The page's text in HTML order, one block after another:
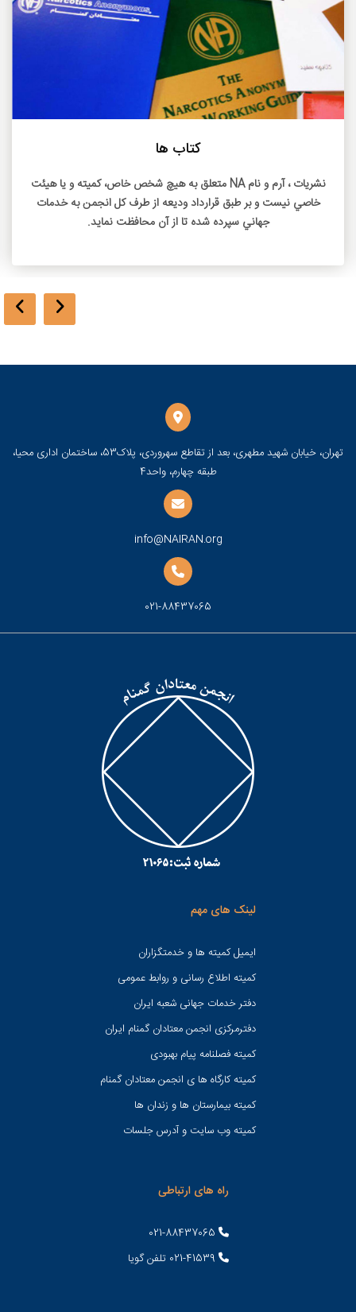
کتاب ها
نشريات ، آرم و نام NA متعلق به هيچ شخص خاص، کميته و يا هيئت
خاصي نيست و بر طبق قرارداد وديعه از طرف کل انجمن به خدمات
جهاني سپرده شده تا از آن محافظت نمايد.
تهران، خیابان شهید مطهری، بعد از تقاطع سهروردی، پلاک53، ساختمان اداری محیا،
طبقه چهارم، واحد4
info@NAIRAN.org
021-88437065
لینک های مهم
ایمیل کمیته ها و خدمتگزاران
کميته اطلاع رسانی و روابط عمومی
دفتر خدمات جهانی شعبه ايران
دفترمرکزی انجمن معتادان گمنام ایران
کمیته فصلنامه پیام بهبودی
کمیته کارگاه ها ی انجمن معتادان گمنام
کمیته بیمارستان ها و زندان ها
کمیته وب سایت و آدرس جلسات
راه های ارتباطی